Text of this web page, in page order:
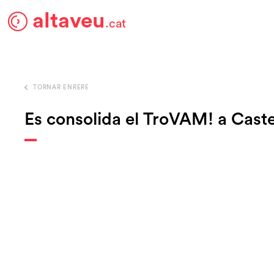
altaveu.cat
TORNAR ENRERE
Es consolida el TroVAM! a